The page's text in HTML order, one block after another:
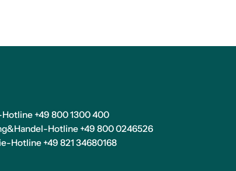
+49 800 1300 400
Hotline +49 800 0246526
Hotline +49 821 34680168